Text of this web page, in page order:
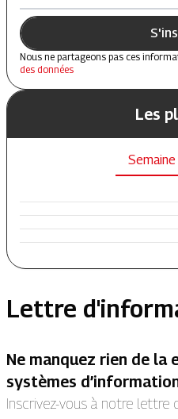
Nous ne partageons pas ces
des données
Les
Semaine
Lettre
Ne manquez rien de la
systèmes
Inscrivez-vous à notre lettre